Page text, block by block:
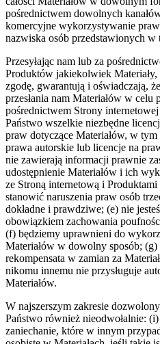
pośrednictwem dowolnych
komercyjne wykorzystywanie
nazwiska osób przedstawionych w
Przesyłając nam lub za
Produktów jakiekolwiek
zgodę, gwarantują i oświadczają,
przesłania nam Materiałów w
pośrednictwem Strony
Państwo wszelkie niezbędne
praw dotyczące Materiałów, w
prawa autorskie lub licencje na
nie zawierają informacji prawnie
udostępnienie Materiałów i ich
ze Stroną internetową i
stanowić naruszenia praw osób
dokładne i prawdziwe; (e) nie
obowiązkiem zachowania
(f) będziemy uprawnieni do
Materiałów w dowolny sposób; (g)
rekompensata w zamian za
nikomu innemu nie przysługuje
Materiałów.
W najszerszym zakresie
Państwo również nieodwołalnie:
zaniechanie, które w innym